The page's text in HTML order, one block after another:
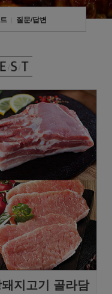
질문/답변
지고기 골라담